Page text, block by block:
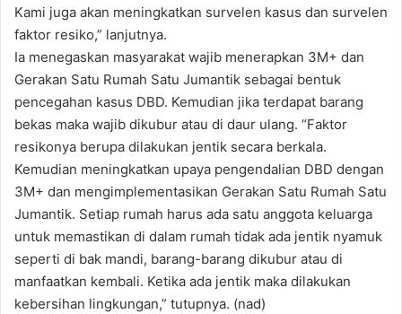
Kami juga akan meningkatkan survelen kasus dan survelen
faktor resiko,” lanjutnya.
Ia menegaskan masyarakat wajib menerapkan 3M+ dan
Gerakan Satu Rumah Satu Jumantik sebagai bentuk
pencegahan kasus DBD. Kemudian jika terdapat barang
bekas maka wajib dikubur atau di daur ulang. “Faktor
resikonya berupa dilakukan jentik secara berkala.
Kemudian meningkatkan upaya pengendalian DBD dengan
3M+ dan mengimplementasikan Gerakan Satu Rumah Satu
Jumantik. Setiap rumah harus ada satu anggota keluarga
untuk memastikan di dalam rumah tidak ada jentik nyamuk
seperti di bak mandi, barang-barang dikubur atau di
manfaatkan kembali. Ketika ada jentik maka dilakukan
kebersihan lingkungan,” tutupnya. (nad)